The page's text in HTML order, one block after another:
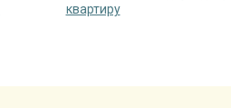
квартиру